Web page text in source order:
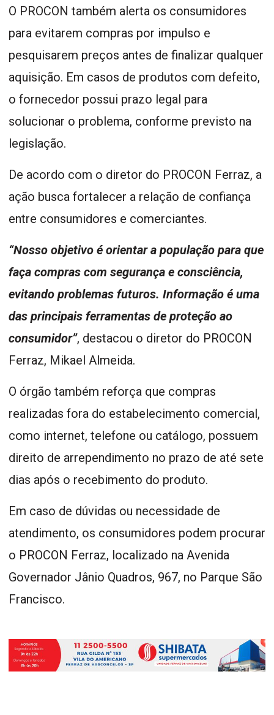
O PROCON também alerta os consumidores
para evitarem compras por impulso e
pesquisarem preços antes de finalizar qualquer
aquisição. Em casos de produtos com defeito,
o fornecedor possui prazo legal para
solucionar o problema, conforme previsto na
legislação.
De acordo com o diretor do PROCON Ferraz, a
ação busca fortalecer a relação de confiança
entre consumidores e comerciantes.
“Nosso objetivo é orientar a população para que
faça compras com segurança e consciência,
evitando problemas futuros. Informação é uma
das principais ferramentas de proteção ao
consumidor”, destacou o diretor do PROCON
Ferraz, Mikael Almeida.
O órgão também reforça que compras
realizadas fora do estabelecimento comercial,
como internet, telefone ou catálogo, possuem
direito de arrependimento no prazo de até sete
dias após o recebimento do produto.
Em caso de dúvidas ou necessidade de
atendimento, os consumidores podem procurar
o PROCON Ferraz, localizado na Avenida
Governador Jânio Quadros, 967, no Parque São
Francisco.